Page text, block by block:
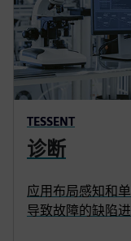
TESSENT
诊断
应用布局感知和
导致故障的缺陷